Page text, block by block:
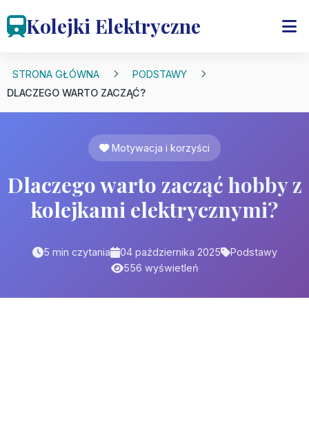
Kolejki Elektryczne
STRONA GŁÓWNA
PODSTAWY
DLACZEGO WARTO ZACZĄĆ?
Motywacja i korzyści
Dlaczego warto zacząć hobby z
kolejkami elektrycznymi?
5 min czytania 04 października 2025
Podstawy
556 wyświetleń